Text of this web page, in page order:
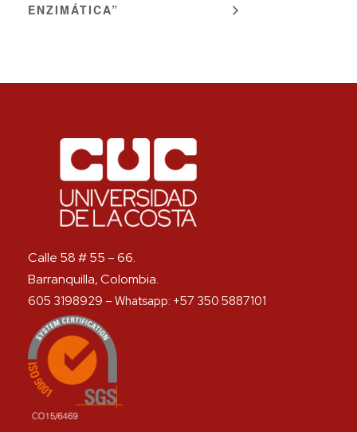
ENZIMÁTICA”
Calle 58 # 55 – 66.
Barranquilla, Colombia.
605 3198929 – Whatsapp: +57 350 5887101